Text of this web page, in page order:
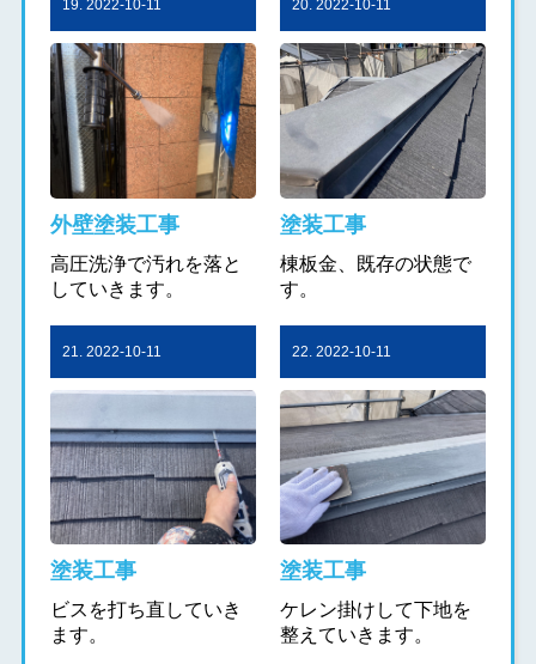
19. 2022-10-11
外壁塗装工事
高圧洗浄で汚れを落と
していきます。
20. 2022-10-11
塗装工事
棟板金、既存の状態で
す。
21. 2022-10-11
塗装工事
ビスを打ち直していき
ます。
22. 2022-10-11
塗装工事
ケレン掛けして下地を
整えていきます。